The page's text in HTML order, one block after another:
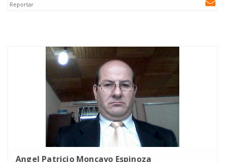
Reportar
Angel Patricio Moncayo Espinoza